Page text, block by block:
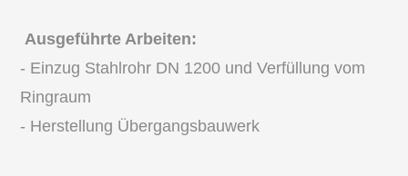
Ausgeführte Arbeiten:
- Einzug Stahlrohr DN 1200 und Verfüllung vom
Ringraum
- Herstellung Übergangsbauwerk